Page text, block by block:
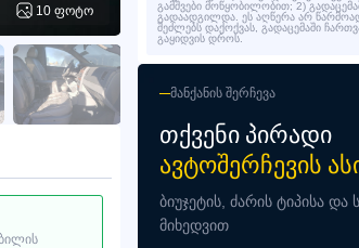
10 ფოტო
გამშვები მოწყობილობით; 2)
გადაადგილდა. ეს აღწერა არ
შეძლებს დაქოქვას, გადაცემაში
გაყიდვის დროს.
ᲛᲐᲜᲥᲐᲜᲘᲡ ᲨᲔᲠᲩᲔᲕᲐ
ᲗᲥᲕᲔᲜᲘ ᲞᲘᲠᲐᲓᲘ
ᲐᲕᲢᲝᲨᲔᲠᲩᲔᲕᲘᲡ
ბიუჯეტის, ძარის ტიპისა და
მიხედვით